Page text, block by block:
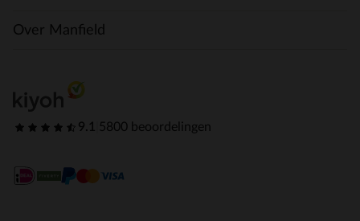
Over Manfield
9.1 5800 beoordelingen